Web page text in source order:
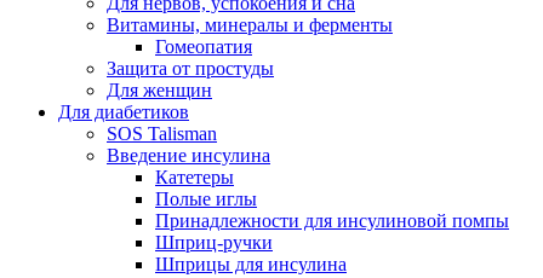
Витамины, минералы и ферменты
Гомеопатия
Защита от простуды
Для женщин
Для диабетиков
SOS Talisman
Введение инсулина
Катетеры
Полые иглы
Принадлежности для инсулиновой помпы
Шприц-ручки
Шприцы для инсулина